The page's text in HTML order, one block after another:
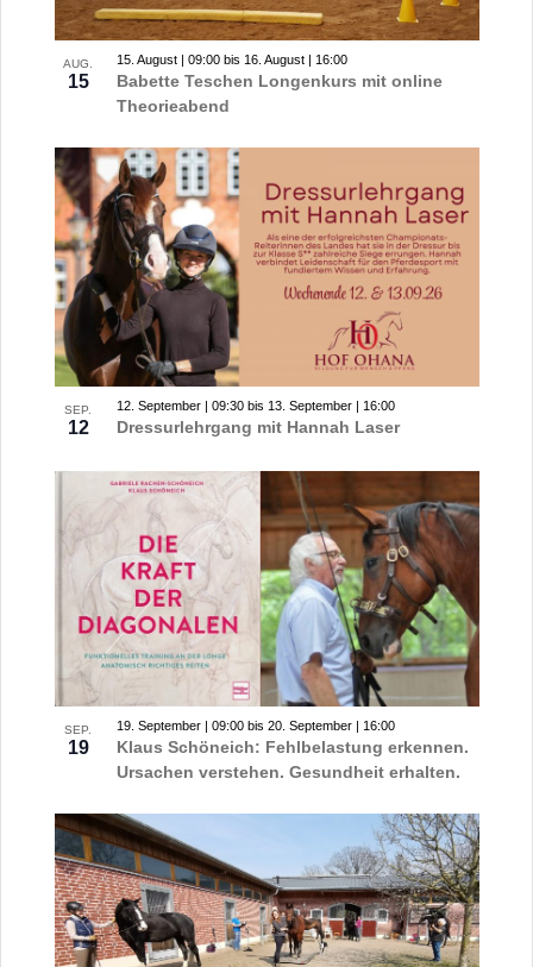
Photo
View
AUG.
15
Babette Teschen Longenkurs mit online
Theorieabend
15. August | 09:00bis 16. August | 16:00
SEP.
12 Dressurlehrgang mit Hannah Laser
12. September | 09:30bis 13. September | 16:00
SEP.
19
Klaus Schöneich: Fehlbelastung erkennen.
Ursachen verstehen. Gesundheit erhalten.
19. September | 09:00bis 20. September | 16:00